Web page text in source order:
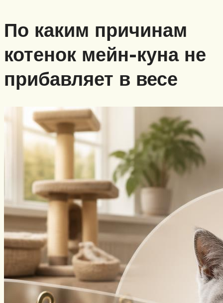
По каким причинам
котенок мейн-куна не
прибавляет в весе